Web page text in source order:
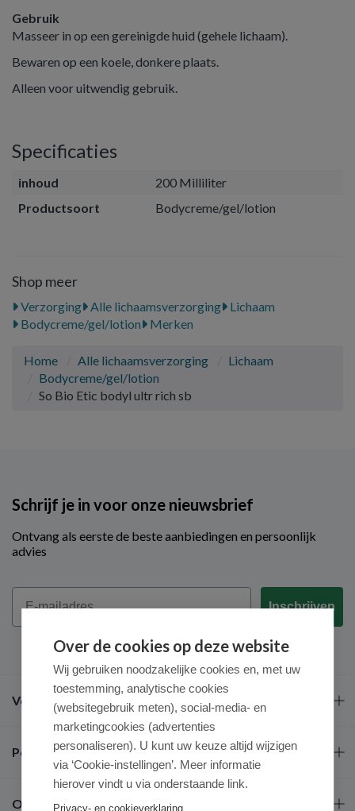
Gebruik
Masseer in op een gereinigde huid (gehele lichaam).
Bewaren op een koele, donkere plaats.
Alleen voor uitwendig gebruik.
Specificaties
inhoud
200 Milliliter
Productsoort
Bodycreme/gel/lotion
Shop meer
Verzorging Alle lichaamsverzorging
Lichaam
Bodycreme/gel/lotion
Merken
Home Alle lichaamsverzorging
Lichaam
Bodycreme/gel/lotion
So Bio Etic bodyl ultr rich sb
Schrijf je in voor onze nieuwsbrief
Ontvang als eerste de beste aanbiedingen en persoonlijk
advies
Email
Inschrijven
Veel gestelde vragen
Populaire merken
Over ons
Over de cookies op deze website
Wij gebruiken noodzakelijke cookies en, met uw
toestemming, analytische cookies
(websitegebruik meten), social-media- en
marketingcookies (advertenties
personaliseren). U kunt uw keuze altijd wijzigen
via ‘Cookie-instellingen’. Meer informatie
hierover vindt u via onderstaande link.
Privacy- en cookieverklaring